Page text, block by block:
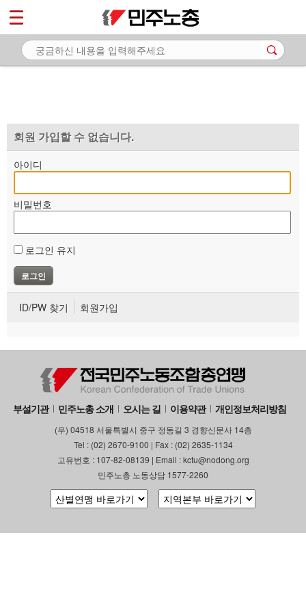
회원 가입할 수 없습니다.
아이디
비밀번호
로그인 유지
ID/PW 찾기 회원가입
부설기관 민주노총 소개 오시는 길 이용약관 개인정보처리방침
(우) 04518 서울특별시 중구 정동길 3 경향신문사 14층
Tel : (02) 2670-9100 | Fax : (02) 2635-1134
고유번호 : 107-82-08139 | Email : kctu@nodong.org
민주노총 노동상담 1577-2260
마이페이지
소개
자료
부설기관